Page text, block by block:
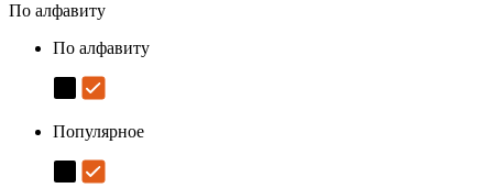
По алфавиту
По алфавиту
Популярное